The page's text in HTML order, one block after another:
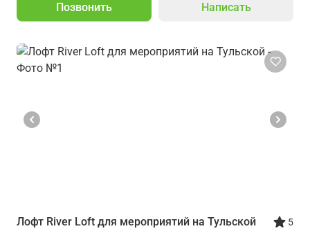
Позвонить Написать
Лофт River Loft для мероприятий на Тульской 5